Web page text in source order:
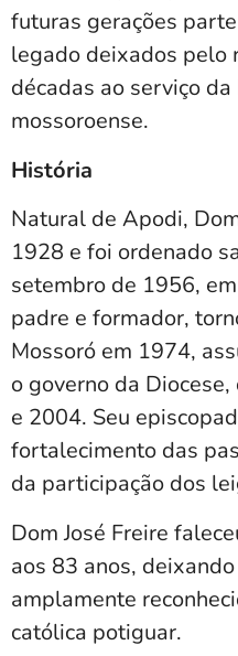
futuras gerações
legado deixados pelo
décadas ao serviço
mossoroense.
História
Natural de Apodi,
1928 e foi ordenado
setembro de 1956,
padre e formador,
Mossoró em 1974,
o governo da
e 2004. Seu
fortalecimento das
da participação dos
Dom José Freire
aos 83 anos,
amplamente
católica potiguar.